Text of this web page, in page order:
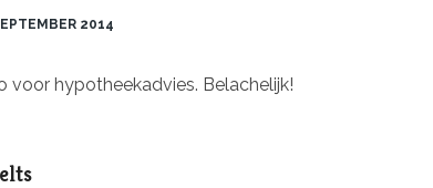
2014
voor hypotheekadvies. Belachelijk!